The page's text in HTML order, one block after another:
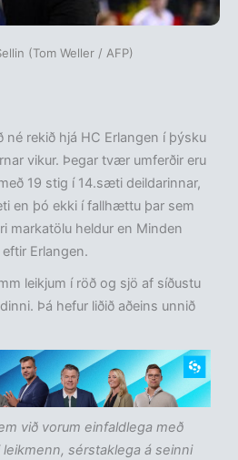
(Tom Weller / AFP)
né rekið hjá HC Erlangen í þýsku
vikur. Þegar tvær umferðir eru
19 stig í 14.sæti deildarinnar,
en þó ekki í fallhættu þar sem
markatölu heldur en Minden
Erlangen.
leikjum í röð og sjö af síðustu
Þá hefur liðið aðeins unnið
við vorum einfaldlega með
sérstaklega á seinni